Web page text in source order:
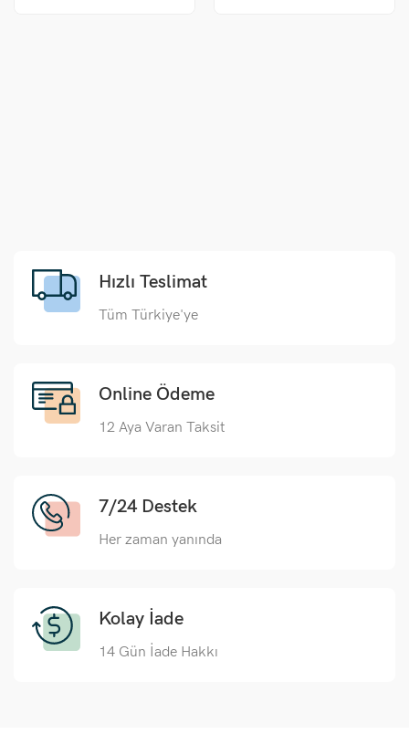
Hızlı Teslimat
Tüm Türkiye'ye
Online Ödeme
12 Aya Varan Taksit
7/24 Destek
Her zaman yanında
Kolay İade
14 Gün İade Hakkı